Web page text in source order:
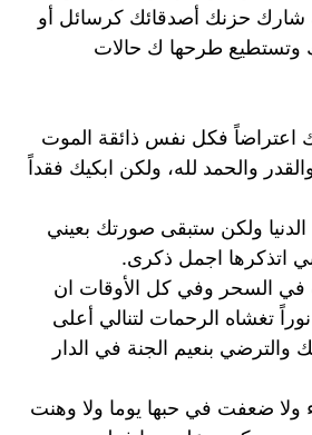
شارك حزنك أصدقائك كرسائل أو
طرحها ك حالات
اعتراضاً فكل نفس ذائقة الموت
والحمد لله، ولكن ابكيك فقداً
ولكن ستبقى صورتك بعيني
اتذكرها اجمل ذكرى.
في السحر وفي كل الأوقات ان
تغشاه الرحمات لتنالي أعلى
والترضي بنعيم الجنة في الدار
ولا ضعفت في حبها يوما ولا وهنت